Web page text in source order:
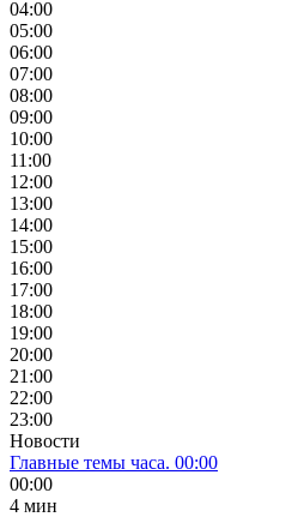
04:00
05:00
06:00
07:00
08:00
09:00
10:00
11:00
12:00
13:00
14:00
15:00
16:00
17:00
18:00
19:00
20:00
21:00
22:00
23:00
Новости
Главные темы часа. 00:00
00:00
4 мин